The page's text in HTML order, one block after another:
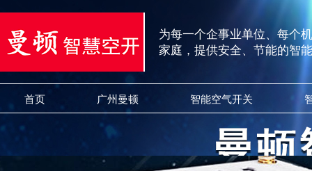
为每一个企事业单位、每个
家庭，提供安全、节能的智
首页 广州曼顿 智能空气开关